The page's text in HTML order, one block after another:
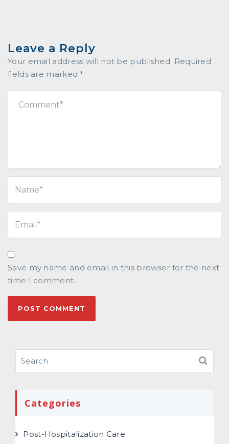
Leave a Reply
Your email address will not be published. Required
fields are marked *
Save my name and email in this browser for the next
time I comment.
Categories
Post-Hospitalization Care